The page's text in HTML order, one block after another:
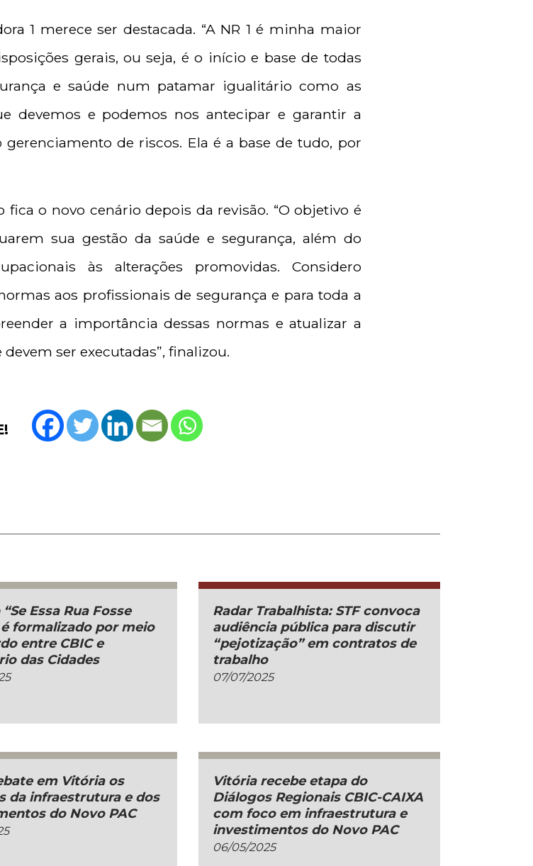
1 merece ser destacada. “A NR 1 é minha maior
gerais, ou seja, é o início e base de todas
e saúde num patamar igualitário como as
devemos e podemos nos antecipar e garantir a
de riscos. Ela é a base de tudo, por
o novo cenário depois da revisão. “O objetivo é
sua gestão da saúde e segurança, além do
às alterações promovidas. Considero
aos profissionais de segurança e para toda a
a importância dessas normas e atualizar a
ser executadas”, finalizou.
Essa Rua Fosse
é formalizado por meio
entre CBIC e
das Cidades
Radar Trabalhista: STF convoca
audiência pública para discutir
“pejotização” em contratos de
trabalho
07/07/2025
em Vitória os
da infraestrutura e dos
do Novo PAC
Vitória recebe etapa do
Diálogos Regionais CBIC-CAIXA
com foco em infraestrutura e
investimentos do Novo PAC
06/05/2025